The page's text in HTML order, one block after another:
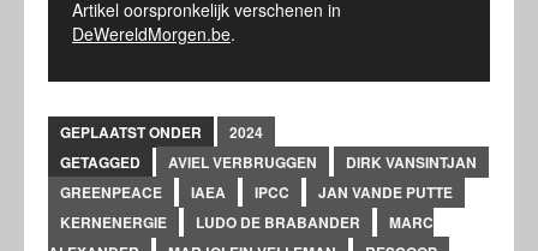
Artikel oorspronkelijk verschenen in
DeWereldMorgen.be.
GEPLAATST ONDER
2024
GETAGGED
AVIEL VERBRUGGEN
DIRK VANSINTJAN
GREENPEACE
IAEA IPCC
JAN VANDE PUTTE
KERNENERGIE
LUDO DE BRABANDER
MARC